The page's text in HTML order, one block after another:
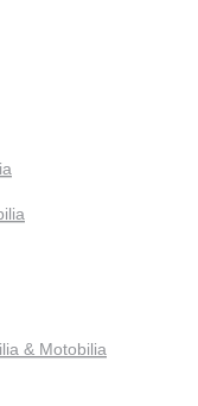
& Motobilia